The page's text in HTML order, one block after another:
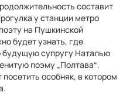
составит
у станции метро
на Пушкинской
будет узнать, где
будущую супругу Наталью
поэму „Полтава“.
особняк, в котором